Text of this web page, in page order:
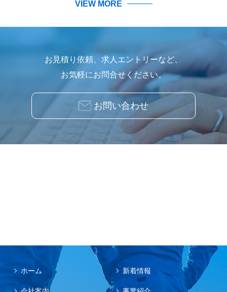
VIEW MORE
お見積り依頼、求人エントリーなど、
お気軽にお問合せください。
お問い合わせ
ホーム 新着情報